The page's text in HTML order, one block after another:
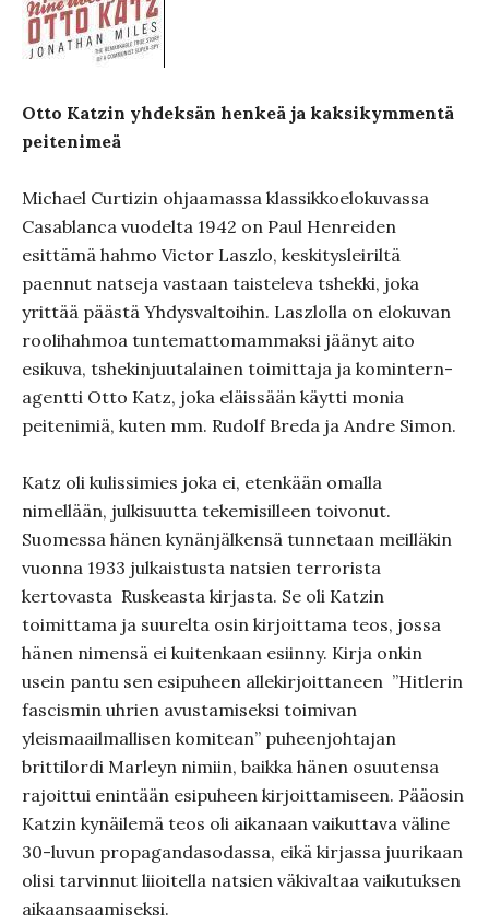
Otto Katzin yhdeksän henkeä ja kaksikymmentä
peitenimeä
Michael Curtizin ohjaamassa klassikkoelokuvassa
Casablanca vuodelta 1942 on Paul Henreiden
esittämä hahmo Victor Laszlo, keskitysleiriltä
paennut natseja vastaan taisteleva tshekki, joka
yrittää päästä Yhdysvaltoihin. Laszlolla on elokuvan
roolihahmoa tuntemattomammaksi jäänyt aito
esikuva, tshekinjuutalainen toimittaja ja komintern-
agentti Otto Katz, joka eläissään käytti monia
peitenimiä, kuten mm. Rudolf Breda ja Andre Simon.
Katz oli kulissimies joka ei, etenkään omalla
nimellään, julkisuutta tekemisilleen toivonut.
Suomessa hänen kynänjälkensä tunnetaan meilläkin
vuonna 1933 julkaistusta natsien terrorista
kertovasta Ruskeasta kirjasta. Se oli Katzin
toimittama ja suurelta osin kirjoittama teos, jossa
hänen nimensä ei kuitenkaan esiinny. Kirja onkin
usein pantu sen esipuheen allekirjoittaneen ”Hitlerin
fascismin uhrien avustamiseksi toimivan
yleismaailmallisen komitean” puheenjohtajan
brittilordi Marleyn nimiin, baikka hänen osuutensa
rajoittui enintään esipuheen kirjoittamiseen. Pääosin
Katzin kynäilemä teos oli aikanaan vaikuttava väline
30-luvun propagandasodassa, eikä kirjassa juurikaan
olisi tarvinnut liioitella natsien väkivaltaa vaikutuksen
aikaansaamiseksi.